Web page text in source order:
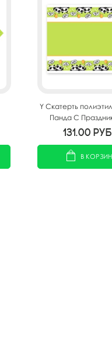
Y Скатерть
Панда С
137см X 181см
131.00
В